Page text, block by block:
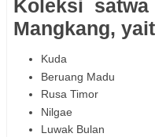
Koleksi
Mangkang,
Kuda
Beruang Madu
Rusa Timor
Nilgae
Luwak Bulan